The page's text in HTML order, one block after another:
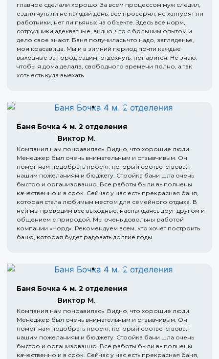
главное сделали хорошо. За всем процессом муж следил,
ездил чуть ли не каждый день, все проверял, не халтурят ли
работники, нет ли пьяных на объекте. Здесь все норм,
сотрудники адекватные, видно, что с большим опытом и
дело свое знают. Баня получилась что надо, загляденье,
моя красавица. Мы и в зимний период почти каждые
выходные за город ездим, отдохнуть, попарится. Не знаю,
чтобы я дома делала, свободного времени полно, а так
хоть есть куда выехать.
Баня Бочка 4 м. 2 отделения
Виктор М.
Компания нам понравилась. Видно, что хорошие люди.
Менеджер был очень внимательным и отзывчивым. Он
помог нам подобрать проект, который соответствовал
нашим пожеланиям и бюджету. Стройка бани шла очень
быстро и организованно. Все работы были выполнены
качественно и в срок. Сейчас у нас есть прекрасная баня,
которая стала любимым местом для семейного отдыха. В
ней мы проводим все выходные, наслаждаясь друг другом и
общением с природой. Мы очень довольны работой
компании «Норд». Рекомендуем всем, кто хочет построить
баню, которая будет радовать долгие годы
Баня Бочка 4 м. 2 отделения
Виктор М.
Компания нам понравилась. Видно, что хорошие люди.
Менеджер был очень внимательным и отзывчивым. Он
помог нам подобрать проект, который соответствовал
нашим пожеланиям и бюджету. Стройка бани шла очень
быстро и организованно. Все работы были выполнены
качественно и в срок. Сейчас у нас есть прекрасная баня,